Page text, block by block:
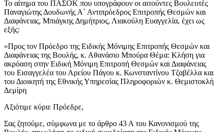
Το αίτημα του ΠΑΣΟΚ που υπογράφουν οι αιτούντες Βουλευτές
Παναγιώτης Δουδωνής Α΄ Αντιπρόεδρος Επιτροπής Θεσμών και
Διαφάνειας, Μπιάγκης Δημήτριος, Λιακούλη Ευαγγελία, έχει ως
εξής:
«Προς τον Πρόεδρο της Ειδικής Μόνιμης Επιτροπής Θεσμών και
Διαφάνειας της Βουλής, κ. Αθανάσιο Μπούρα Θέμα: Κλήση για
ακρόαση στην Ειδική Μόνιμη Επιτροπή Θεσμών και Διαφάνειας
του Εισαγγελέα του Αρείου Πάγου κ. Κωνσταντίνου Τζαβέλλα και
του Διοικητή της Εθνικής Υπηρεσίας Πληροφοριών κ. Θεμιστοκλή
Δεμίρη
Αξιότιμε κύριε Πρόεδρε,
Σας ζητούμε, σύμφωνα με το άρθρο 43 Α του Κανονισμού της